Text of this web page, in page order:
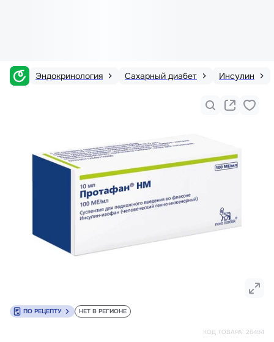
Эндокринология Сахарный диабет Инсулин
КОД ТОВАРА: 26494
ПО РЕЦЕПТУ НЕТ В РЕГИОНЕ